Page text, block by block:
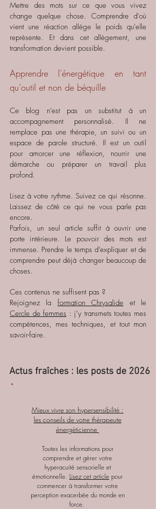
Mettre des mots sur ce que vous vivez
change quelque chose. Comprendre d'où
vient une réaction allège le poids qu'elle
représente. Et dans cet allègement, une
transformation devient possible.
Apprendre l’énergétique en tant
qu’outil et non de béquille
Ce blog n'est pas un substitut à un
accompagnement personnalisé. Il ne
remplace pas une thérapie, un suivi ou un
espace de parole structuré. Il est un outil
pour amorcer une réflexion, nourrir une
démarche ou préparer un travail plus
profond.
Lisez à votre rythme. Suivez ce qui résonne.
Laissez de côté ce qui ne vous parle pas
encore.
Parfois, un seul article suffit à ouvrir une
porte intérieure. Le pouvoir des mots est
immense. Prendre le temps d’expliquer et de
comprendre peut déjà changer beaucoup de
choses.
Ces contenus ne suffisent pas ?
Rejoignez la formation Chrysalide et le
Cercle de femmes : j’y transmets toutes mes
compétences, mes techniques, et tout mon
savoir-faire.
Actus fraîches : les posts de 2026
Mieux vivre son hypersensibilité :
les conseils de votre thérapeute
énergéticienne
Toutes les informations pour
comprendre et gérer votre
hyperacuité sensorielle et
émotionnelle. Lisez cet article pour
commencer à transformer votre
perception exacerbée du monde en
force.